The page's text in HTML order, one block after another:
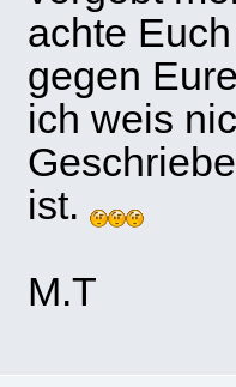
achte
gegen
ich weis
ist.
M.T